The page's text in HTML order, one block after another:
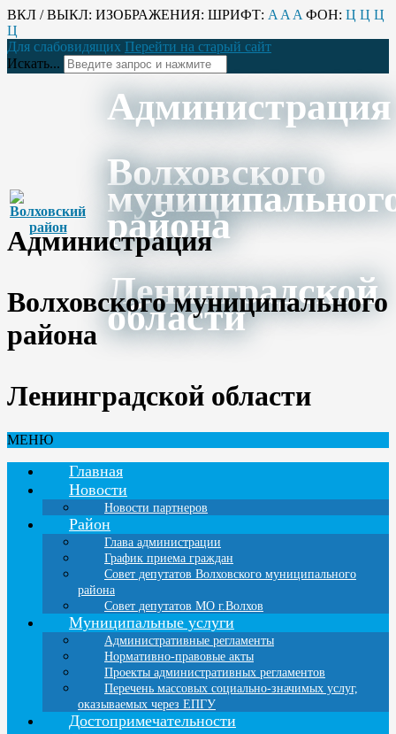
ВКЛ / ВЫКЛ: ИЗОБРАЖЕНИЯ: ШРИФТ: A A A ФОН: Ц Ц Ц
Ц
Для слабовидящих Перейти на старый сайт
Искать...
Администрация
Волховского
района
Ленинградской
области
Администрация
Волховского муниципального
района
Ленинградской области
МЕНЮ
Главная
Новости
Новости партнеров
Район
Глава администрации
График приема граждан
Совет депутатов Волховского муниципального
района
Совет депутатов МО г.Волхов
Муниципальные услуги
Административные регламенты
Нормативно-правовые акты
Проекты административных регламентов
Перечень массовых социально-значимых услуг,
оказываемых через ЕПГУ
Достопримечательности